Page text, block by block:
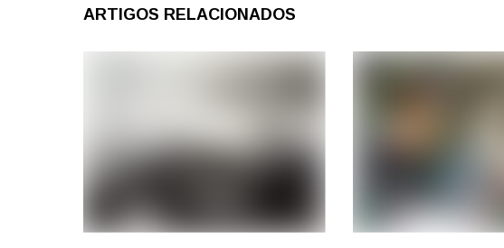
ARTIGOS RELACIONADOS